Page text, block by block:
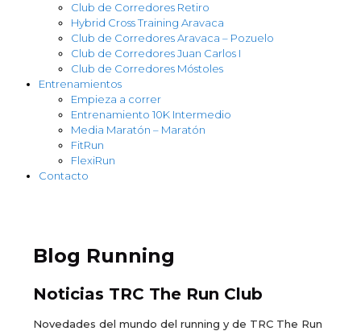
Club de Corredores Retiro
Hybrid Cross Training Aravaca
Club de Corredores Aravaca – Pozuelo
Club de Corredores Juan Carlos I
Club de Corredores Móstoles
Entrenamientos
Empieza a correr
Entrenamiento 10K Intermedio
Media Maratón – Maratón
FitRun
FlexiRun
Contacto
Blog Running
Noticias TRC The Run Club
Novedades del mundo del running y de TRC The Run